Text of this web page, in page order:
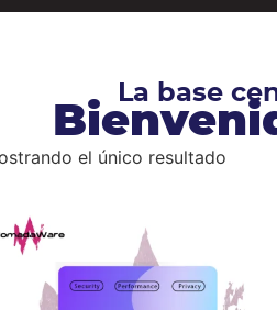
La base
el único resultado